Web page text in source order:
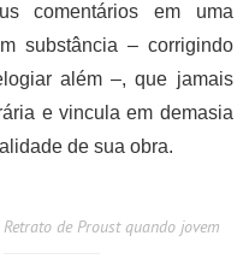
comentários em uma
substância – corrigindo
além –, que jamais
e vincula em demasia
de sua obra.
Retrato de Proust quando jovem